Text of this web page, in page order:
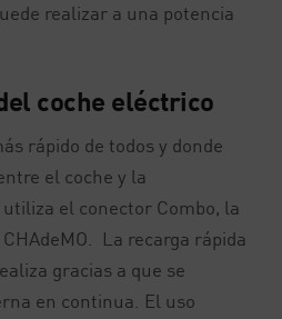
realizar a una potencia
coche eléctrico
rápido de todos y donde
el coche y la
el conector Combo, la
La recarga rápida
gracias a que se
en continua. El uso